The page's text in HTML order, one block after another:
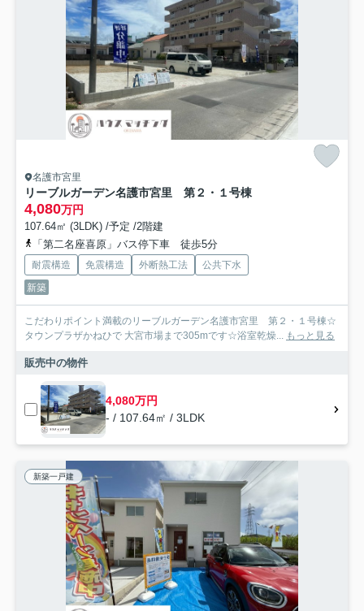
名護市宮里
リーブルガーデン名護市宮里 第２・１号棟
4,080万円
107.64㎡ (3LDK) /予定 /2階建
「第二名座喜原」バス停下車 徒歩5分
耐震構造 免震構造 外断熱工法
公共下水
新築
こだわりポイント満載のリーブルガーデン名護市宮里 第２・１号棟☆
タウンプラザかねひで 大宮市場まで305mです☆浴室乾燥... もっと見る
販売中の物件
4,080万円
- / 107.64㎡ / 3LDK
新築一戸建